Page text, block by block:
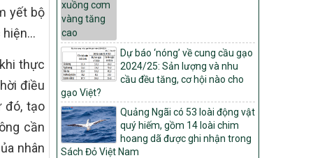
yết bộ
hiện…
thực
điều
đó, tạo
cần
nhân
bền vững và phát triển kinh tế – xã hội
vùng đồng bào dân tộc thiểu số và miền
núi giai đoạn 2026-2030 thuộc phạm vi
quản lý nhà nước của Bộ Nông nghiệp và
Môi trường
Quyết định số: 26/2026/QĐ-TTg
Quyết định ban hành Bộ tiêu chí và quy
trình đánh giá, phân hạng sản phẩm Mỗi
xã một sản phẩm
số: 19/2026/QĐ-TTg
Quy định điều kiện, trình tự, thủ tục, hồ sơ
Dự báo ‘nóng’ về cung cầu gạo
2024/25: Sản lượng và nhu
cầu đều tăng, cơ hội nào cho
gạo Việt?
Quảng Ngãi có 53 loài động vật
quý hiếm, gồm 14 loài chim
hoang dã được ghi nhận trong
Sách Đỏ Việt Nam